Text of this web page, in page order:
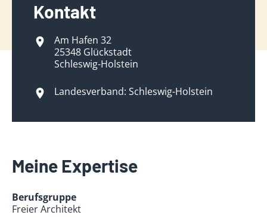
Kontakt
Am Hafen 32
25348 Glückstadt
Schleswig-Holstein
Landesverband: Schleswig-Holstein
Meine Expertise
Berufsgruppe
Freier Architekt